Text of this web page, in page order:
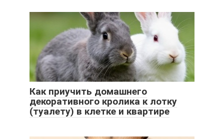
Как приучить домашнего
декоративного кролика к лотку
(туалету) в клетке и квартире